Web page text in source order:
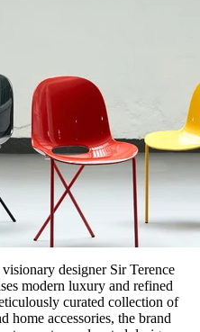
designer Sir Terence
modern luxury and refined
curated collection of
home accessories, the brand